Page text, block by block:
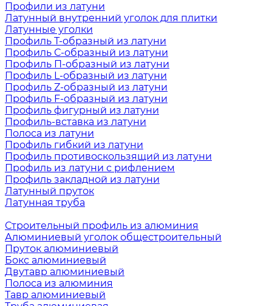
Профили из латуни
Латунный внутренний уголок для плитки
Латунные уголки
Профиль Т-образный из латуни
Профиль С-образный из латуни
Профиль П-образный из латуни
Профиль L-образный из латуни
Профиль Z-образный из латуни
Профиль F-образный из латуни
Профиль фигурный из латуни
Профиль-вставка из латуни
Полоса из латуни
Профиль гибкий из латуни
Профиль противоскользящий из латуни
Профиль из латуни с рифлением
Профиль закладной из латуни
Латунный пруток
Латунная труба
Строительный профиль из алюминия
Алюминиевый уголок общестроительный
Пруток алюминиевый
Бокс алюминиевый
Двутавр алюминиевый
Полоса из алюминия
Тавр алюминиевый